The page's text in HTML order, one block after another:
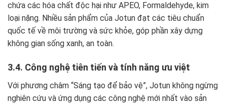
chứa các hóa chất độc hại như APEO, Formaldehyde, kim
loại nặng. Nhiều sản phẩm của Jotun đạt các tiêu chuẩn
quốc tế về môi trường và sức khỏe, góp phần xây dựng
không gian sống xanh, an toàn.
3.4. Công nghệ tiên tiến và tính năng ưu việt
Với phương châm “Sáng tạo để bảo vệ”, Jotun không ngừng
nghiên cứu và ứng dụng các công nghệ mới nhất vào sản